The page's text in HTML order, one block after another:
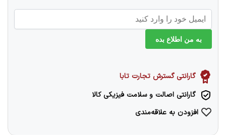
به من اطلاع بده
گارانتی گسترش تجارت تابا
گارانتی اصالت و سلامت فیزیکی کالا
افزودن به علاقه‌مندی